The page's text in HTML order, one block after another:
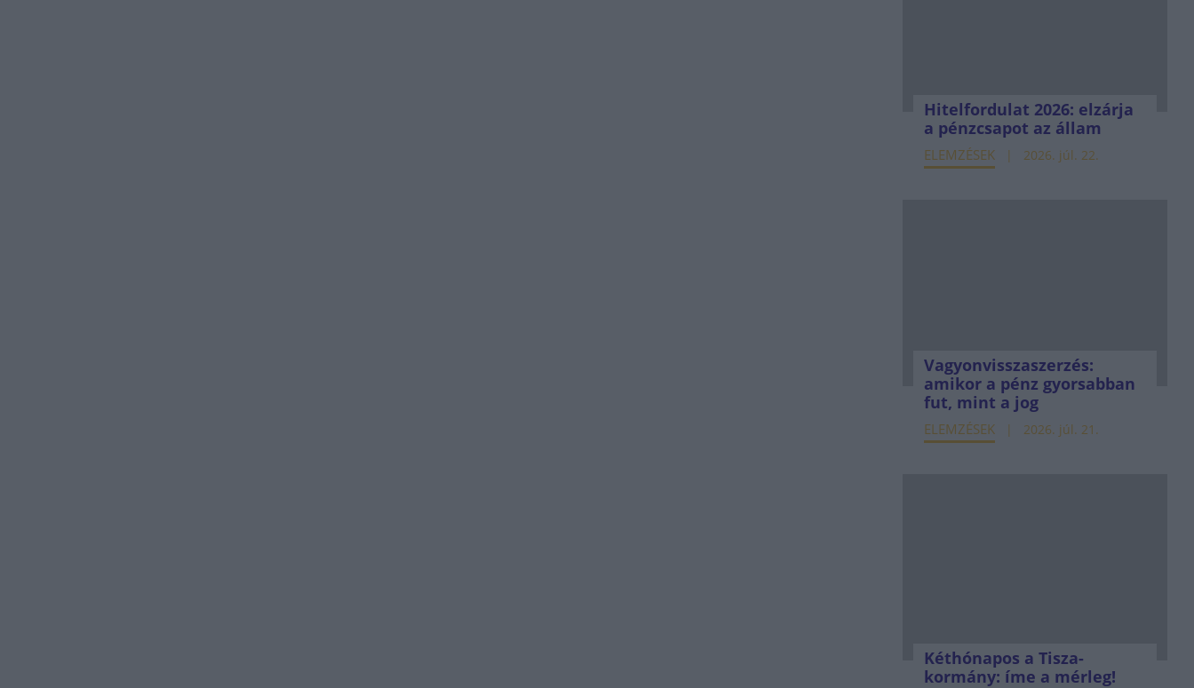
Hitelfordulat 2026: elzárja
a pénzcsapot az állam
ELEMZÉSEK 2026. júl. 22.
Vagyonvisszaszerzés:
amikor a pénz gyorsabban
fut, mint a jog
ELEMZÉSEK 2026. júl. 21.
Kéthónapos a Tisza-
kormány: íme a mérleg!